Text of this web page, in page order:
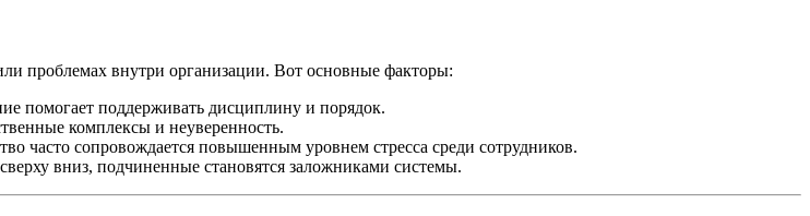
проблемах внутри организации. Вот основные факторы:
помогает поддерживать дисциплину и порядок.
комплексы и неуверенность.
часто сопровождается повышенным уровнем стресса среди сотрудников.
вниз, подчиненные становятся заложниками системы.